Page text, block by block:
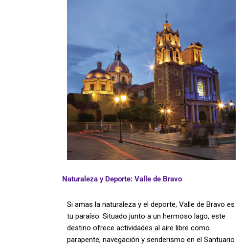
Naturaleza y Deporte: Valle de Bravo
Si amas la naturaleza y el deporte, Valle de Bravo es
tu paraíso. Situado junto a un hermoso lago, este
destino ofrece actividades al aire libre como
parapente, navegación y senderismo en el Santuario